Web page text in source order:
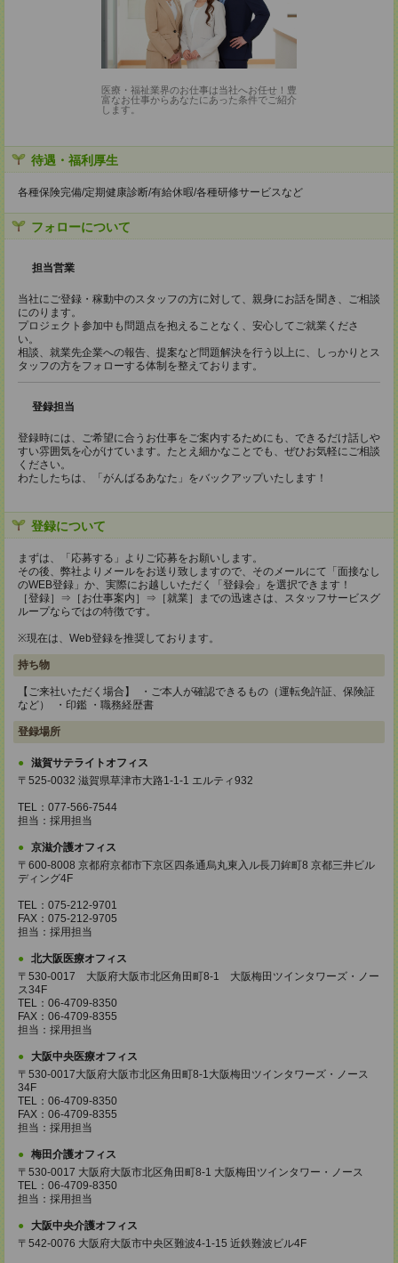
医療・福祉業界のお仕事は当社へお任せ！豊
富なお仕事からあなたにあった条件でご紹介
します。
待遇・福利厚生
各種保険完備/定期健康診断/有給休暇/各種研修サービスなど
フォローについて
担当営業
当社にご登録・稼動中のスタッフの方に対して、親身にお話を聞き、ご相談
にのります。
プロジェクト参加中も問題点を抱えることなく、安心してご就業くださ
い。
相談、就業先企業への報告、提案など問題解決を行う以上に、しっかりとス
タッフの方をフォローする体制を整えております。
登録担当
登録時には、ご希望に合うお仕事をご案内するためにも、できるだけ話しや
すい雰囲気を心がけています。たとえ細かなことでも、ぜひお気軽にご相談
ください。
わたしたちは、「がんばるあなた」をバックアップいたします！
登録について
まずは、「応募する」よりご応募をお願いします。
その後、弊社よりメールをお送り致しますので、そのメールにて「面接なし
のWEB登録」か、実際にお越しいただく「登録会」を選択できます！
［登録］⇒［お仕事案内］⇒［就業］までの迅速さは、スタッフサービスグ
ループならではの特徴です。
※現在は、Web登録を推奨しております。
持ち物
【ご来社いただく場合】 ・ご本人が確認できるもの（運転免許証、保険証
など） ・印鑑 ・職務経歴書
登録場所
滋賀サテライトオフィス
〒525-0032 滋賀県草津市大路1-1-1 エルティ932
TEL：077-566-7544
担当：採用担当
京滋介護オフィス
〒600-8008 京都府京都市下京区四条通烏丸東入ル長刀鉾町8 京都三井ビル
ディング4F
TEL：075-212-9701
FAX：075-212-9705
担当：採用担当
北大阪医療オフィス
〒530-0017 大阪府大阪市北区角田町8-1 大阪梅田ツインタワーズ・ノー
ス34F
TEL：06-4709-8350
FAX：06-4709-8355
担当：採用担当
大阪中央医療オフィス
〒530-0017大阪府大阪市北区角田町8-1大阪梅田ツインタワーズ・ノース
34F
TEL：06-4709-8350
FAX：06-4709-8355
担当：採用担当
梅田介護オフィス
〒530-0017 大阪府大阪市北区角田町8-1 大阪梅田ツインタワー・ノース
TEL：06-4709-8350
担当：採用担当
大阪中央介護オフィス
〒542-0076 大阪府大阪市中央区難波4-1-15 近鉄難波ビル4F